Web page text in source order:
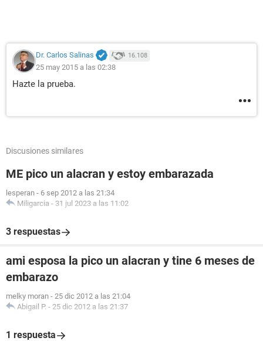
Dr. Carlos Salinas 16.108
25 may 2015 a las 02:38
Hazte la prueba.
Discusiones similares
ME pico un alacran y estoy embarazada
lesperan - 6 sep 2012 a las 21:34
Miligarcia - 31 jul 2023 a las 11:02
3 respuestas
ami esposa la pico un alacran y tine 6 meses de
embarazo
melky moran - 25 dic 2012 a las 21:04
Abigail P. - 25 dic 2012 a las 21:37
1 respuesta